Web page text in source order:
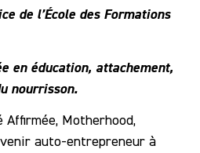
de l’École des Formations
en éducation, attachement,
nourrisson.
Motherhood,
auto-entrepreneur à